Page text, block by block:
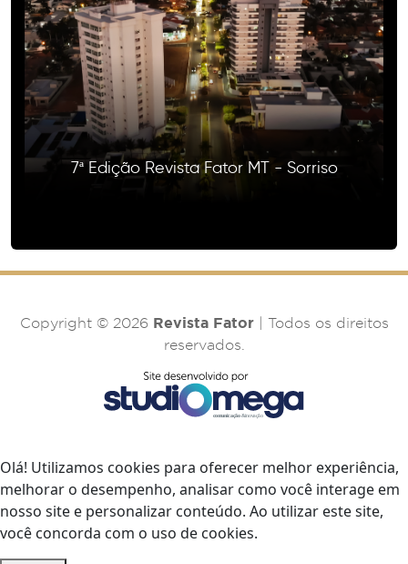
7ª Edição Revista Fator MT - Sorriso
Copyright © 2026 Revista Fator| Todos os direitos
reservados.
Olá! Utilizamos cookies para oferecer melhor experiência,
melhorar o desempenho, analisar como você interage em
nosso site e personalizar conteúdo. Ao utilizar este site,
você concorda com o uso de cookies.